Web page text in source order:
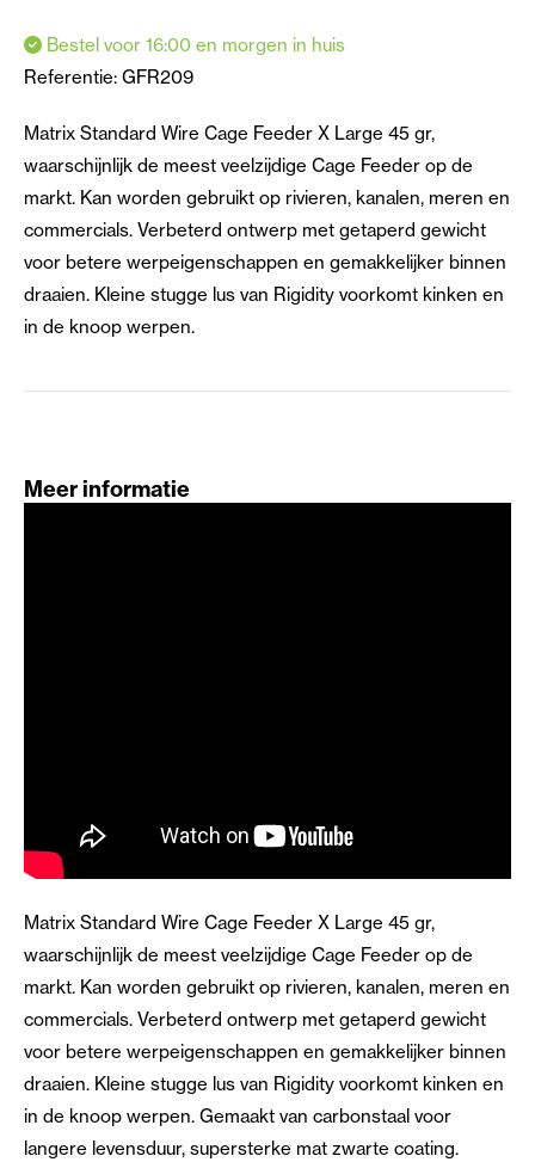
Bestel voor 16:00 en morgen in huis
Referentie: GFR209
Matrix Standard Wire Cage Feeder X Large 45 gr,
waarschijnlijk de meest veelzijdige Cage Feeder op de
markt. Kan worden gebruikt op rivieren, kanalen, meren en
commercials. Verbeterd ontwerp met getaperd gewicht
voor betere werpeigenschappen en gemakkelijker binnen
draaien. Kleine stugge lus van Rigidity voorkomt kinken en
in de knoop werpen.
Meer informatie
Matrix Standard Wire Cage Feeder X Large 45 gr,
waarschijnlijk de meest veelzijdige Cage Feeder op de
markt. Kan worden gebruikt op rivieren, kanalen, meren en
commercials. Verbeterd ontwerp met getaperd gewicht
voor betere werpeigenschappen en gemakkelijker binnen
draaien. Kleine stugge lus van Rigidity voorkomt kinken en
in de knoop werpen. Gemaakt van carbonstaal voor
langere levensduur, supersterke mat zwarte coating.